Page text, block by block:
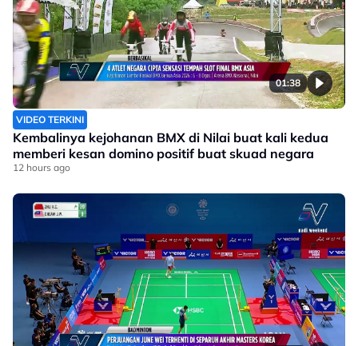
01:38
VIDEO TERKINI
Kembalinya kejohanan BMX di Nilai buat kali kedua
memberi kesan domino positif buat skuad negara
12 hours ago